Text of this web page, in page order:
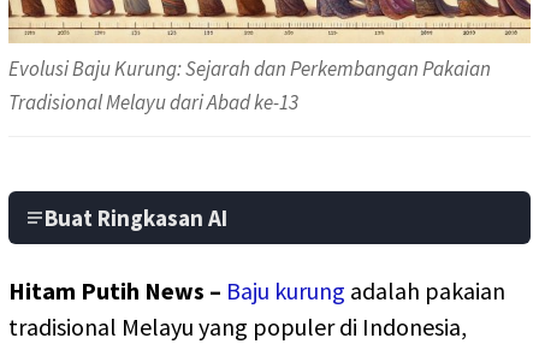
Evolusi Baju Kurung: Sejarah dan Perkembangan Pakaian
Tradisional Melayu dari Abad ke-13
Buat Ringkasan AI
Hitam Putih News – Baju kurung adalah pakaian
tradisional Melayu yang populer di Indonesia,